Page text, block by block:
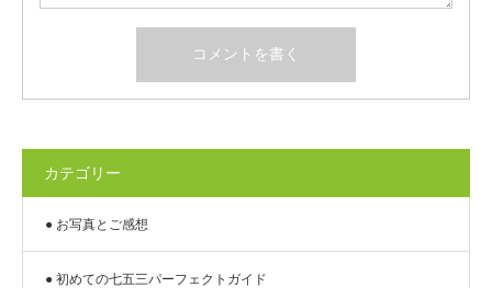
カテゴリー
● お写真とご感想
● 初めての七五三パーフェクトガイド